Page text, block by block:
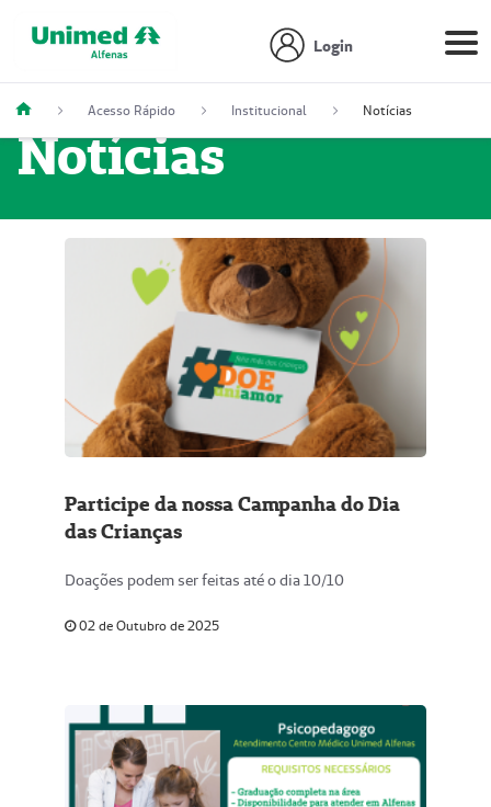
Login
Acesso Rápido Institucional Notícias
Notícias
Participe da nossa Campanha do Dia
das Crianças
Doações podem ser feitas até o dia 10/10
02 de Outubro de 2025